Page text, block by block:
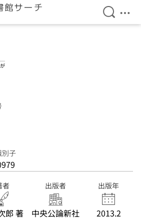
検索を
メ
別子
者
郎 著
出版者
中央公論新社
出版年
2013.2